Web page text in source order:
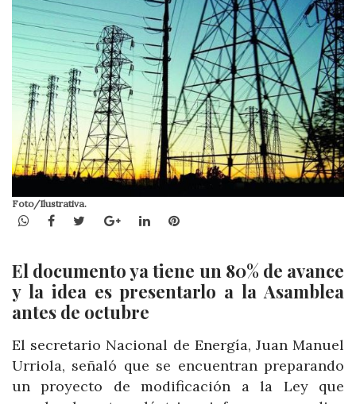
Foto/Ilustrativa.
WhatsApp
Facebook
TwitterGoogle+LinkedInPinterest
El documento ya tiene un 80% de avance
y la idea es presentarlo a la Asamblea
antes de octubre
El secretario Nacional de Energía, Juan Manuel
Urriola, señaló que se encuentran preparando
un proyecto de modificación a la Ley que